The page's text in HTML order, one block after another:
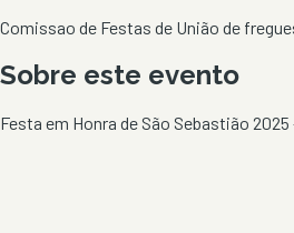
Comissao de Festas de União de
Sobre este evento
Festa em Honra de São Sebastião